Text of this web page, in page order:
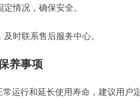
情况，确保安全。
时联系售后服务中心。
养事项
运行和延长使用寿命，建议用户